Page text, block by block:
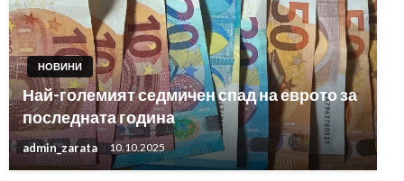
НОВИНИ
Най-големият седмичен спад на еврото за
последната година
admin_zarata 10.10.2025